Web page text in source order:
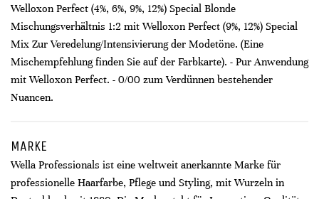
Welloxon Perfect (4%, 6%, 9%, 12%) Special Blonde
Mischungsverhältnis 1:2 mit Welloxon Perfect (9%, 12%) Special
Mix Zur Veredelung/Intensivierung der Modetöne. (Eine
Mischempfehlung finden Sie auf der Farbkarte). - Pur Anwendung
mit Welloxon Perfect. - 0/00 zum Verdünnen bestehender
Nuancen.
MARKE
Wella Professionals ist eine weltweit anerkannte Marke für
professionelle Haarfarbe, Pflege und Styling, mit Wurzeln in